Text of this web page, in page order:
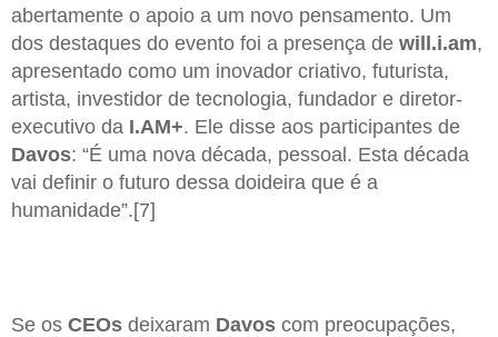
abertamente o apoio a um novo pensamento. Um
dos destaques do evento foi a presença de will.i.am,
apresentado como um inovador criativo, futurista,
artista, investidor de tecnologia, fundador e diretor-
executivo da I.AM+. Ele disse aos participantes de
Davos: “É uma nova década, pessoal. Esta década
vai definir o futuro dessa doideira que é a
humanidade”.[7]
Se os CEOs deixaram Davos com preocupações,